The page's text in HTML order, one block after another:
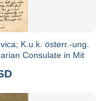
K.u.k. österr.-ung.
Consulate in Mit